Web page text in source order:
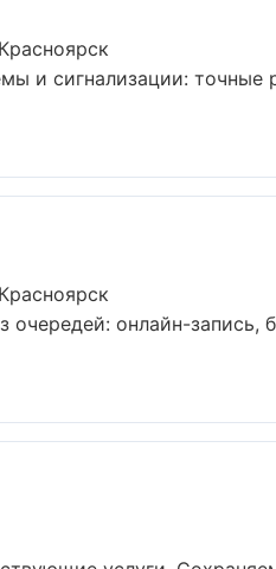
и сигнализации:
очередей: онлайн-